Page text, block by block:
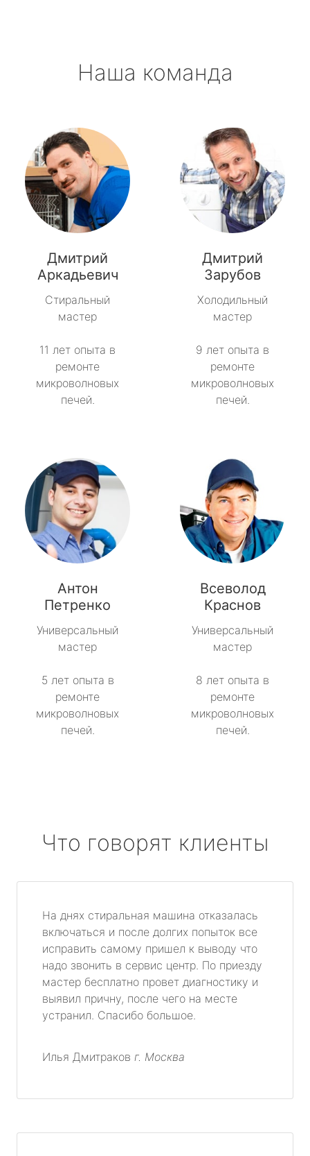
Наша команда
Дмитрий
Аркадьевич
Стиральный
мастер
11 лет опыта в
ремонте
микроволновых
печей.
Дмитрий
Зарубов
Холодильный
мастер
9 лет опыта в
ремонте
микроволновых
печей.
Антон
Петренко
Универсальный
мастер
5 лет опыта в
ремонте
микроволновых
печей.
Всеволод
Краснов
Универсальный
мастер
8 лет опыта в
ремонте
микроволновых
печей.
Что говорят клиенты
На днях стиральная машина отказалась
включаться и после долгих попыток все
исправить самому пришел к выводу что
надо звонить в сервис центр. По приезду
мастер бесплатно провет диагностику и
выявил причну, после чего на месте
устранил. Спасибо большое.
Илья Дмитраков г. Москва